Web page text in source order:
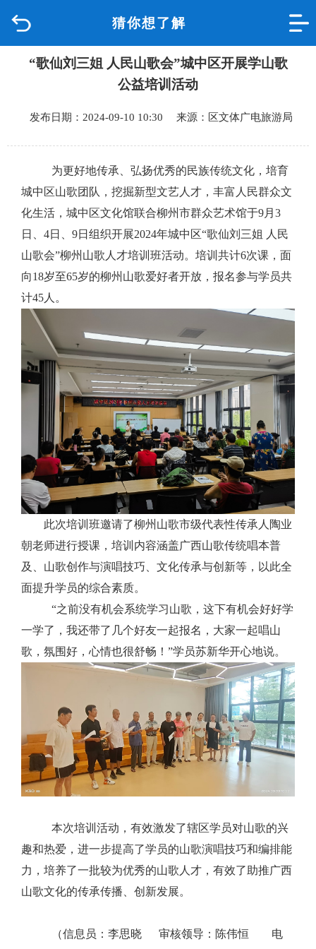
猜你想了解
品质城中
政府信息公开
互动回应
数据专题
“歌仙刘三姐 人民山歌会”城中区开展学山歌
公益培训活动
发布日期：2024-09-10 10:30 来源：区文体广电旅游局
为更好地传承、弘扬优秀的民族传统文化，培育
城中区山歌团队，挖掘新型文艺人才，丰富人民群众文
化生活，城中区文化馆联合柳州市群众艺术馆于9月3
日、4日、9日组织开展2024年城中区“歌仙刘三姐 人民
山歌会”柳州山歌人才培训班活动。培训共计6次课，面
向18岁至65岁的柳州山歌爱好者开放，报名参与学员共
计45人。
此次培训班邀请了柳州山歌市级代表性传承人陶业
朝老师进行授课，培训内容涵盖广西山歌传统唱本普
及、山歌创作与演唱技巧、文化传承与创新等，以此全
面提升学员的综合素质。
“之前没有机会系统学习山歌，这下有机会好好学
一学了，我还带了几个好友一起报名，大家一起唱山
歌，氛围好，心情也很舒畅！”学员苏新华开心地说。
本次培训活动，有效激发了辖区学员对山歌的兴
趣和热爱，进一步提高了学员的山歌演唱技巧和编排能
力，培养了一批较为优秀的山歌人才，有效了助推广西
山歌文化的传承传播、创新发展。
（信息员：李思晓 审核领导：陈伟恒 电